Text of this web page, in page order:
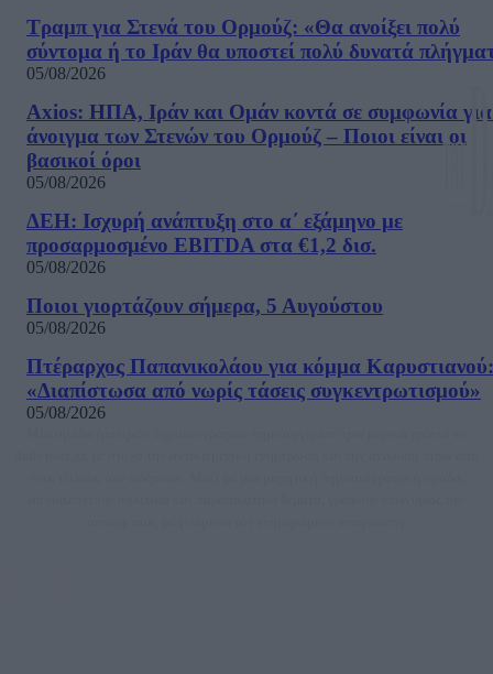
Τραμπ για Στενά του Ορμούζ: «Θα ανοίξει πολύ
σύντομα ή το Ιράν θα υποστεί πολύ δυνατά
05/08/2026
Axios: ΗΠΑ, Ιράν και Ομάν κοντά σε συμφωνία
άνοιγμα των Στενών του Ορμούζ – Ποιοι είναι οι
βασικοί όροι
05/08/2026
ΔΕΗ: Ισχυρή ανάπτυξη στο α΄ εξάμηνο με
προσαρμοσμένο EBITDA στα €1,2 δισ.
05/08/2026
Ποιοι γιορτάζουν σήμερα, 5 Αυγούστου
05/08/2026
Πτέραρχος Παπανικολάου για κόμμα Καρυστιανού:
«Διαπίστωσα από νωρίς τάσεις συγκεντρωτισμού»
05/08/2026